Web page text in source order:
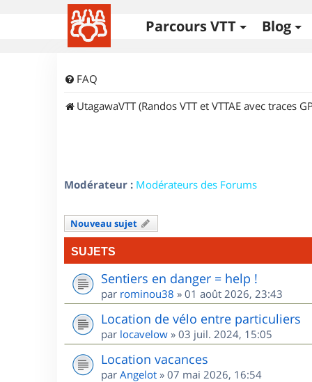
Parcours VTT Blog
FAQ
UtagawaVTT (Randos VTT et VTTAE avec traces
Modérateur : Modérateurs des Forums
Nouveau sujet
SUJETS
Sentiers en danger = help !
par rominou38 » 01 août 2026, 23:43
Location de vélo entre particuliers
par locavelow » 03 juil. 2024, 15:05
Location vacances
par Angelot » 07 mai 2026, 16:54